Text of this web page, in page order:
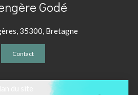
Godé
35300, Bretagne
Contact